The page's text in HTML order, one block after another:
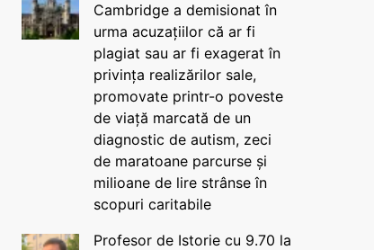
Cambridge a demisionat în
urma acuzațiilor că ar fi
plagiat sau ar fi exagerat în
privința realizărilor sale,
promovate printr-o poveste
de viață marcată de un
diagnostic de autism, zeci
de maratoane parcurse și
milioane de lire strânse în
scopuri caritabile
Profesor de Istorie cu 9.70 la